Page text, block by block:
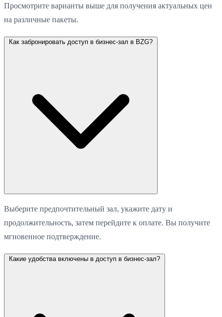
Просмотрите варианты выше для получения актуальных цен
на различные пакеты.
Как забронировать доступ в бизнес-зал в BZG?
Выберите предпочтительный зал, укажите дату и
продолжительность, затем перейдите к оплате. Вы получите
мгновенное подтверждение.
Какие удобства включены в доступ в бизнес-зал?